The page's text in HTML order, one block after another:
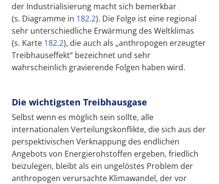
der Industrialisierung macht sich bemerkbar
(s. Diagramme in 182.2). Die Folge ist eine regional
sehr unterschiedliche Erwärmung des Weltklimas
(s. Karte 182.2), die auch als „anthropogen erzeugter
Treibhauseffekt“ bezeichnet und sehr
wahrscheinlich gravierende Folgen haben wird.
Die wichtigsten Treibhausgase
Selbst wenn es möglich sein sollte, alle
internationalen Verteilungskonflikte, die sich aus der
perspektivischen Verknappung des endlichen
Angebots von Energierohstoffen ergeben, friedlich
beizulegen, bleibt als ein ungelöstes Problem der
anthropogen verursachte Klimawandel, der vor